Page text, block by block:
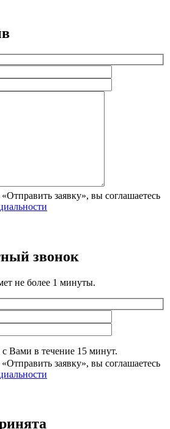
заявку», вы соглашаетесь
звонок
не более 1 минуты.
Вами в течение 15 минут.
заявку», вы соглашаетесь